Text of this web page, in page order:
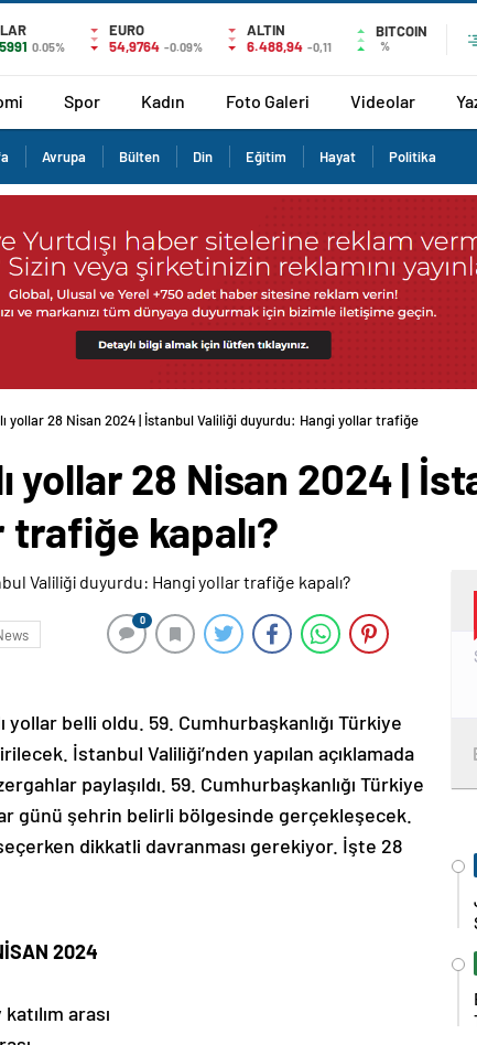
0.05%
EURO
54,9764 -0.09%
ALTIN
6.488,94 -0,11
BITCOIN
%
Spor Kadın Foto Galeri Videolar
Avrupa Bülten Din Eğitim Hayat Politika
yollar 28 Nisan 2024 | İstanbul Valiliği duyurdu: Hangi yollar trafiğe
yollar 28 Nisan 2024 |
kapalı?
0
belli oldu. 59. Cumhurbaşkanlığı Türkiye
İstanbul Valiliği’nden yapılan açıklamada
paylaşıldı. 59. Cumhurbaşkanlığı Türkiye
günü şehrin belirli bölgesinde gerçekleşecek.
dikkatli davranması gerekiyor. İşte 28
2024
arası